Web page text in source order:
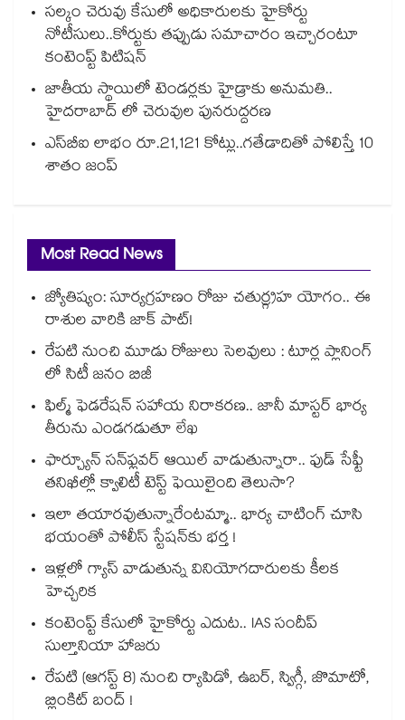
సల్కం చెరువు కేసులో అధికారులకు హైకోర్టు
నోటీసులు..కోర్టుకు తప్పుడు సమాచారం ఇచ్చారంటూ
కంటెంప్ట్ పిటిషన్‌‌
జాతీయ స్థాయిలో టెండర్లకు హైడ్రాకు అనుమతి..
హైదరాబాద్ లో చెరువుల పునరుద్దరణ
ఎస్‌‌‌‌‌‌‌‌బీఐ లాభం రూ.21,121 కోట్లు..గతేడాదితో పోలిస్తే 10
శాతం జంప్
Most Read News
జ్యోతిష్యం: సూర్యగ్రహణం రోజు చతుర్గ్రహ యోగం.. ఈ
రాశుల వారికి జాక్ పాట్!
రేపటి నుంచి మూడు రోజులు సెలవులు : టూర్ల ప్లానింగ్
లో సిటీ జనం బిజీ
ఫిల్మ్ ఫెడరేషన్ సహాయ నిరాకరణ.. జానీ మాస్టర్ భార్య
తీరును ఎండగడుతూ లేఖ
ఫార్చ్యూన్ సన్‌ఫ్లవర్ ఆయిల్ వాడుతున్నారా.. ఫుడ్ సేఫ్టీ
తనిఖీల్లో క్వాలిటీ టెస్ట్ ఫెయిలైంది తెలుసా?
ఇలా తయారవుతున్నారేంటమ్మా.. భార్య చాటింగ్ చూసి
భయంతో పోలీస్ స్టేషన్⁫కు భర్త !
ఇళ్లలో గ్యాస్ వాడుతున్న వినియోగదారులకు కీలక
హెచ్చరిక
కంటెంప్ట్ కేసులో హైకోర్టు ఎదుట.. IAS సందీప్
సుల్తానియా హాజరు
రేపటి (ఆగస్ట్ 8) నుంచి ర్యాపిడో, ఉబర్, స్విగ్గీ, జొమాటో,
బ్లింకిట్ బంద్ !